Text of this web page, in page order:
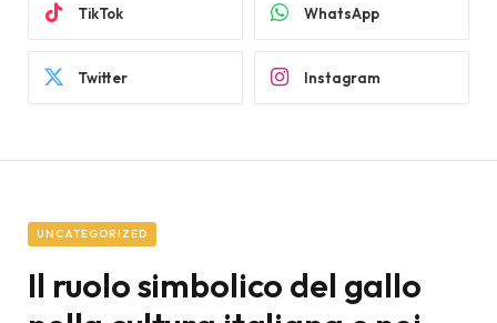
TikTok WhatsApp
Twitter Instagram
UNCATEGORIZED
Il ruolo simbolico del gallo